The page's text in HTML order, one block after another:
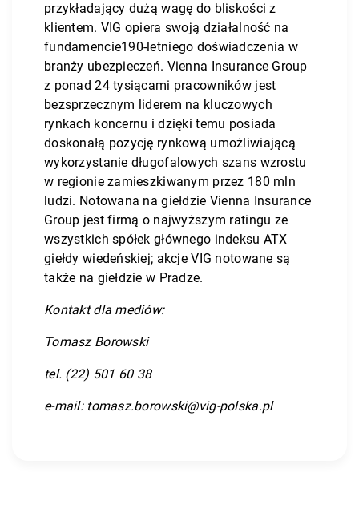
przykładający dużą wagę do bliskości z
klientem. VIG opiera swoją działalność na
fundamencie190-letniego doświadczenia w
branży ubezpieczeń. Vienna Insurance Group
z ponad 24 tysiącami pracowników jest
bezsprzecznym liderem na kluczowych
rynkach koncernu i dzięki temu posiada
doskonałą pozycję rynkową umożliwiającą
wykorzystanie długofalowych szans wzrostu
w regionie zamieszkiwanym przez 180 mln
ludzi. Notowana na giełdzie Vienna Insurance
Group jest firmą o najwyższym ratingu ze
wszystkich spółek głównego indeksu ATX
giełdy wiedeńskiej; akcje VIG notowane są
także na giełdzie w Pradze.
Kontakt dla mediów:
Tomasz Borowski
tel. (22) 501 60 38
e-mail: tomasz.borowski@vig-polska.pl